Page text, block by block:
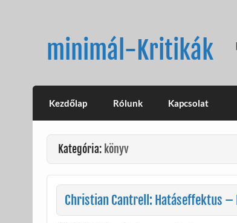
minimál-Kritikák
Kezdőlap Rólunk Kapcsolat
Kategória: könyv
Christian Cantrell: Hatáseffektus